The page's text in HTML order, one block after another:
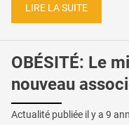
LIRE LA SUITE
OBÉSITÉ: Le
nouveau
Actualité publiée il y a 9